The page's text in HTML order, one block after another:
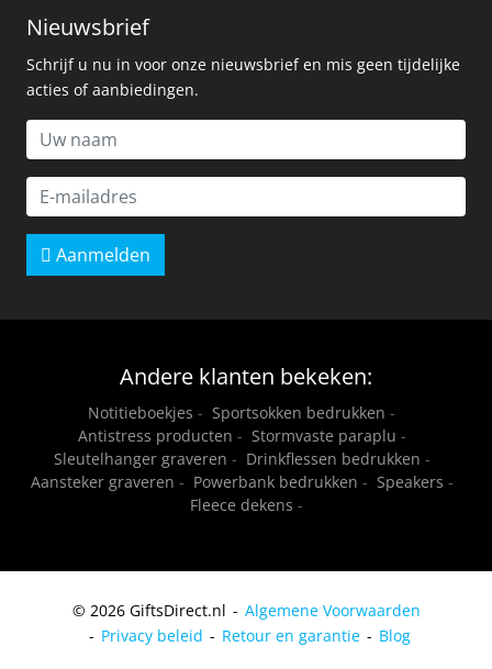
Nieuwsbrief
Schrijf u nu in voor onze nieuwsbrief en mis geen tijdelijke
acties of aanbiedingen.
Aanmelden
Andere klanten bekeken:
Notitieboekjes - Sportsokken bedrukken -
Antistress producten - Stormvaste paraplu -
Sleutelhanger graveren - Drinkflessen bedrukken -
Aansteker graveren - Powerbank bedrukken - Speakers -
Fleece dekens -
© 2026 GiftsDirect.nl
Algemene Voorwaarden
Privacy beleid
Retour en garantie Blog